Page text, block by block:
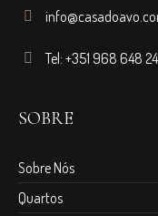
Tel: +351 968 648
SOBRE
Sobre Nós
Quartos